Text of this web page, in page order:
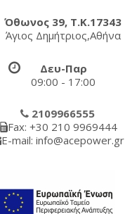
Όθωνος 39, Τ.Κ.17343
Άγιος Δημήτριος,Αθήνα
Δευ-Παρ
09:00 - 17:00
2109966555
Fax: +30 210 9969444
E-mail: info@acepower.gr